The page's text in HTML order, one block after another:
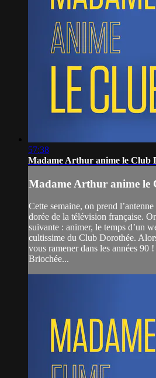
57:38
Madame Arthur anime le Club
Madame Arthur anime le
Cette semaine, on prend
dorée de la télévision française.
suivante : animer, le temps d’un
cultissime du Club Dorothée.
vous ramener dans les années 90
Briochée...